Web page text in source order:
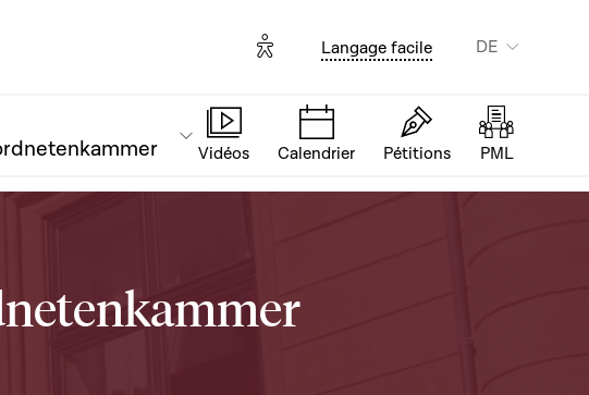
Options d'accessibilité
Langage facile DE
Vidéos Calendrier Pétitions PML